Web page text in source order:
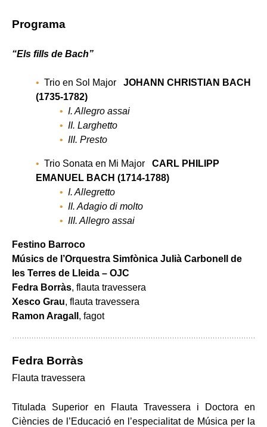
Programa
“Els fills de Bach”
Trio en Sol Major JOHANN CHRISTIAN BACH
(1735-1782)
I. Allegro assai
II. Larghetto
III. Presto
Trio Sonata en Mi Major CARL PHILIPP
EMANUEL BACH (1714-1788)
I. Allegretto
II. Adagio di molto
III. Allegro assai
Festino Barroco
Músics de l’Orquestra Simfònica Julià Carbonell de
les Terres de Lleida – OJC
Fedra Borràs, flauta travessera
Xesco Grau, flauta travessera
Ramon Aragall , fagot
Fedra Borràs
Flauta travessera
Titulada Superior en Flauta Travessera i Doctora en
Ciències de l’Educació en l’especialitat de Música per la